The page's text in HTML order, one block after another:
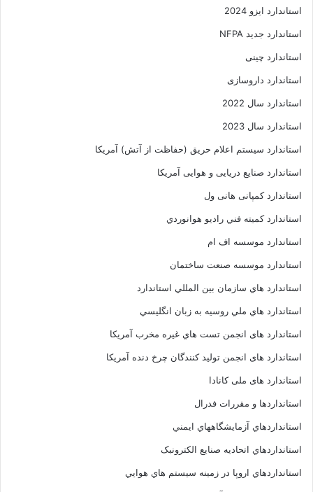
استاندارد ایزو 2024
استاندارد جدید NFPA
استاندارد چینی
استاندارد داروسازی
استاندارد سال 2022
استاندارد سال 2023
استاندارد سیستم اعلام حریق (حفاظت از آتش) آمریکا
استاندارد صنایع دریایی و هوایی آمریکا
استاندارد کمپانی هانی ول
استاندارد کميته فني راديو هوانوردي
استاندارد موسسه اف ام
استاندارد موسسه صنعت ساختمان
استاندارد هاي سازمان بين المللي استاندارد
استاندارد هاي ملي روسيه به زبان انگليسي
استاندارد های انجمن تست هاي غيره مخرب آمريکا
استاندارد های انجمن توليد کنندگان چرخ دنده آمريکا
استاندارد های ملی کانادا
استانداردها و مقررات فدرال
استانداردهاي آزمايشگاههاي ايمني
استانداردهاي اتحاديه صنايع الکترونبک
استانداردهاي اروپا در زمينه سيستم هاي هوايي